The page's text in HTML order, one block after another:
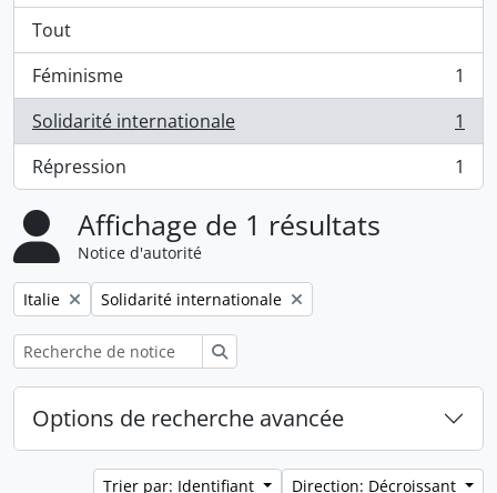
Tout
Féminisme
, 1 résultats
1
Solidarité internationale
, 1 résultats
1
Répression
, 1 résultats 1
Affichage de 1 résultats
Notice d'autorité
Remove filter:
Italie Remove filter:
Solidarité internationale
Options de recherche avancée
Trier par: Identifiant Direction: Décroissant